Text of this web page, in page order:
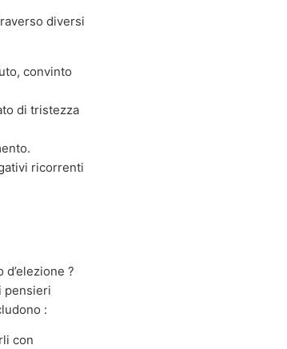
diversi
convinto
di tristezza
ricorrenti
?
pensieri
:
con